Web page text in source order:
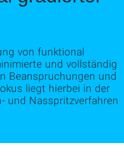
von funktional
und vollständig
Beanspruchungen und
liegt hierbei in der
und Nasspritzverfahren